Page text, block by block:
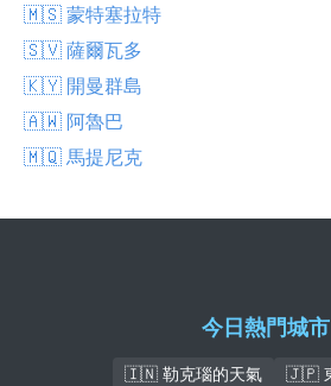
🇲🇸 蒙特塞拉特
🇸🇻 薩爾瓦多
🇰🇾 開曼群島
🇦🇼 阿魯巴
🇲🇶 馬提尼克
今日熱門城市
🇮🇳 勒克瑙的天氣
🇯🇵